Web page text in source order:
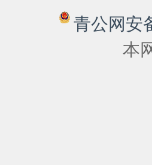
青公网安
本